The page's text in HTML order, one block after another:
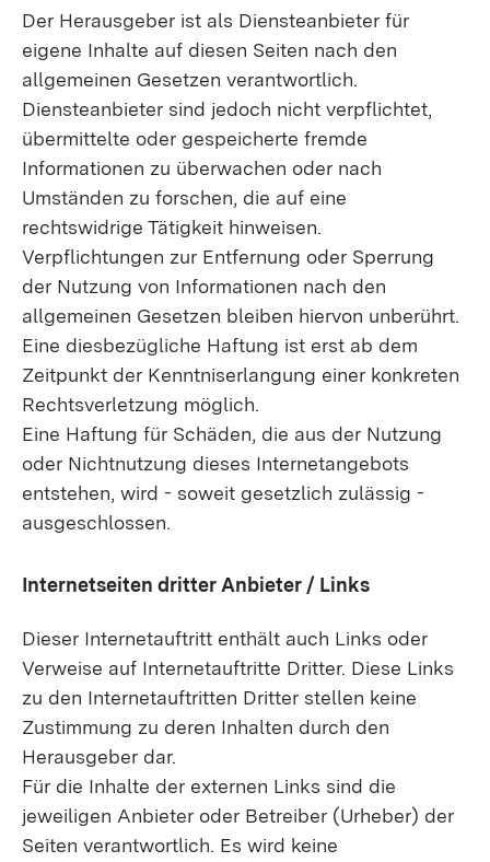
Der Herausgeber ist als Diensteanbieter für
eigene Inhalte auf diesen Seiten nach den
allgemeinen Gesetzen verantwortlich.
Diensteanbieter sind jedoch nicht verpflichtet,
übermittelte oder gespeicherte fremde
Informationen zu überwachen oder nach
Umständen zu forschen, die auf eine
rechtswidrige Tätigkeit hinweisen.
Verpflichtungen zur Entfernung oder Sperrung
der Nutzung von Informationen nach den
allgemeinen Gesetzen bleiben hiervon unberührt.
Eine diesbezügliche Haftung ist erst ab dem
Zeitpunkt der Kenntniserlangung einer konkreten
Rechtsverletzung möglich.
Eine Haftung für Schäden, die aus der Nutzung
oder Nichtnutzung dieses Internetangebots
entstehen, wird - soweit gesetzlich zulässig -
ausgeschlossen.
Internetseiten dritter Anbieter / Links
Dieser Internetauftritt enthält auch Links oder
Verweise auf Internetauftritte Dritter. Diese Links
zu den Internetauftritten Dritter stellen keine
Zustimmung zu deren Inhalten durch den
Herausgeber dar.
Für die Inhalte der externen Links sind die
jeweiligen Anbieter oder Betreiber (Urheber) der
Seiten verantwortlich. Es wird keine